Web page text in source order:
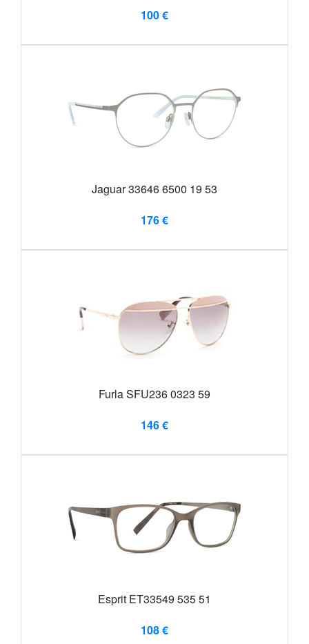
100 €
Jaguar 33646 6500 19 53
176 €
Furla SFU236 0323 59
146 €
Esprit ET33549 535 51
108 €